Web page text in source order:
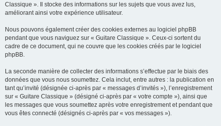
Classique ». Il stocke des informations sur les sujets que vous avez lus,
améliorant ainsi votre expérience utilisateur.
Nous pouvons également créer des cookies externes au logiciel phpBB
pendant que vous naviguez sur « Guitare Classique ». Ceux-ci sortent du
cadre de ce document, qui ne couvre que les cookies créés par le logiciel
phpBB.
La seconde manière de collecter des informations s’effectue par le biais des
données que vous nous soumettez. Cela inclut, entre autres : la publication en
tant qu’invité (désignée ci-après par « messages d’invités »), l’enregistrement
sur « Guitare Classique » (désigné ci-après par « votre compte »), ainsi que
les messages que vous soumettez après votre enregistrement et pendant que
vous êtes connecté (désignés ci-après par « vos messages »).